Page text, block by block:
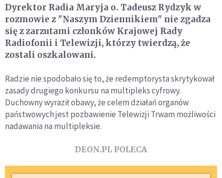
Dyrektor Radia Maryja o. Tadeusz Rydzyk w
rozmowie z "Naszym Dziennikiem" nie zgadza
się z zarzutami członków Krajowej Rady
Radiofonii i Telewizji, którzy twierdzą, że
zostali oszkalowani.
Radzie nie spodobało się to, że redemptorysta skrytykował
zasady drugiego konkursu na multipleks cyfrowy.
Duchowny wyraził obawy, że celem działań organów
państwowych jest pozbawienie Telewizji Trwam możliwości
nadawania na multipleksie.
DEON.PL POLECA